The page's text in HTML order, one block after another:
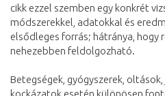
cikk ezzel szemben egy konkrét
módszerekkel, adatokkal és
elsődleges forrás; hátránya, hogy
nehezebben feldolgozható.
Betegségek, gyógyszerek,
kockázatok esetén különösen